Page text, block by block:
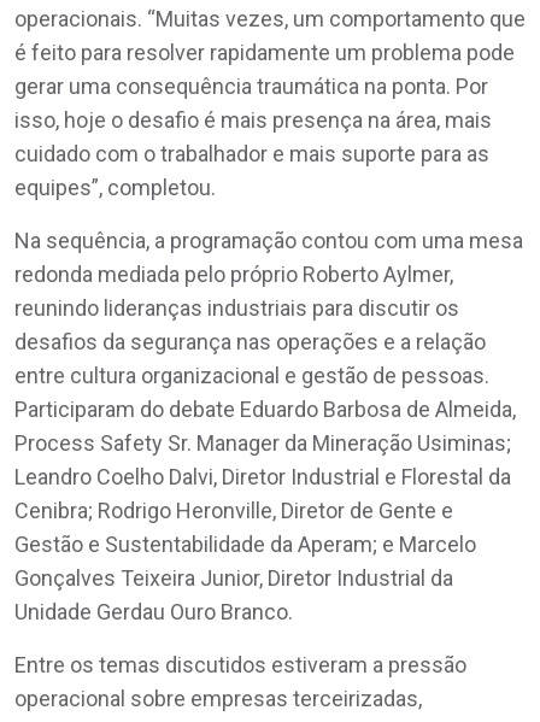
operacionais. “Muitas vezes, um comportamento que
é feito para resolver rapidamente um problema pode
gerar uma consequência traumática na ponta. Por
isso, hoje o desafio é mais presença na área, mais
cuidado com o trabalhador e mais suporte para as
equipes”, completou.
Na sequência, a programação contou com uma mesa
redonda mediada pelo próprio Roberto Aylmer,
reunindo lideranças industriais para discutir os
desafios da segurança nas operações e a relação
entre cultura organizacional e gestão de pessoas.
Participaram do debate Eduardo Barbosa de Almeida,
Process Safety Sr. Manager da Mineração Usiminas;
Leandro Coelho Dalvi, Diretor Industrial e Florestal da
Cenibra; Rodrigo Heronville, Diretor de Gente e
Gestão e Sustentabilidade da Aperam; e Marcelo
Gonçalves Teixeira Junior, Diretor Industrial da
Unidade Gerdau Ouro Branco.
Entre os temas discutidos estiveram a pressão
operacional sobre empresas terceirizadas,